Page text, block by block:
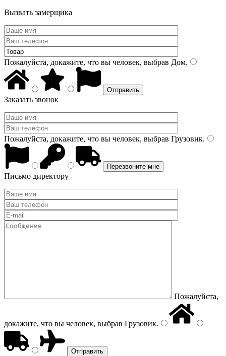
Вызвать замерщика
Пожалуйста, докажите, что вы человек, выбрав Дом.
Заказать звонок
Пожалуйста, докажите, что вы человек, выбрав Грузовик.
Письмо директору
Пожалуйста,
докажите, что вы человек, выбрав Грузовик.